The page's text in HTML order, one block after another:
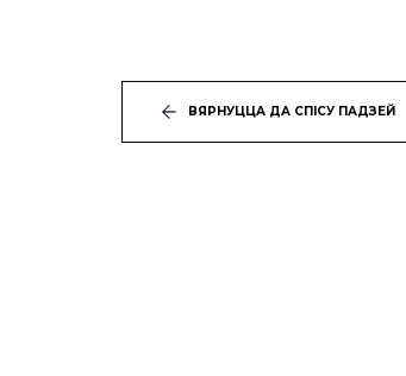
ВЯРНУЦЦА ДА СПІСУ ПАДЗЕЙ